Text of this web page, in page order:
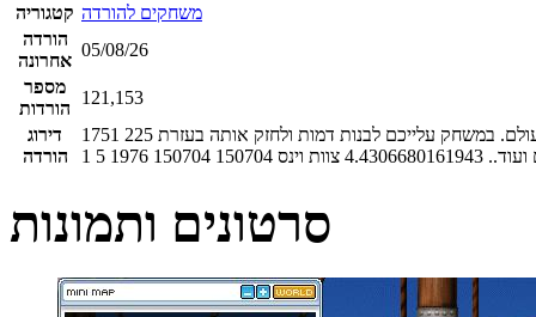
קטגוריה משחקים להורדה
הורדה
אחרונה
05/08/26
מספר
הורדות
121,153
דירוג
הורדה
1751 225 במשחק עלייכם לבנות דמות ולחזק אותה בעזרת
ועוד.. 4.4306680161943 צוות וינס 150704
150704
1976
5
1
סרטונים ותמונות